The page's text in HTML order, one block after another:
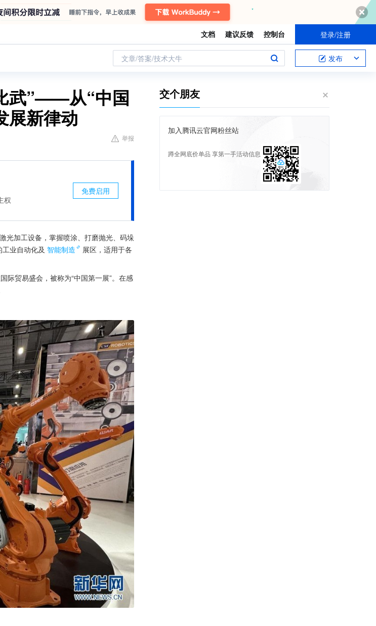
文档 建议反馈 控制台 登录/注册
文章/答案/技术大牛 发布
武”——从“中国
展新律动
举报
权
免费启用
光加工设备，掌握喷涂、打磨抛光、码垛
业自动化及 智能制造
展区，适用于各
际贸易盛会，被称为“中国第一展”。在感
交个朋友
加入腾讯云官网粉丝站
蹲全网底价单品 享第一手活动信息